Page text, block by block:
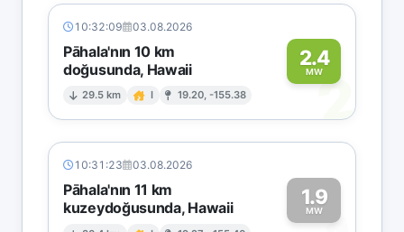
10:32:09 03.08.2026
Pāhala'nın 10 km
doğusunda, Hawaii
29.5 km I 19.20, -155.38
2.4
MW2
10:31:23 03.08.2026
Pāhala'nın 11 km
kuzeydoğusunda, Hawaii
1.9
MW